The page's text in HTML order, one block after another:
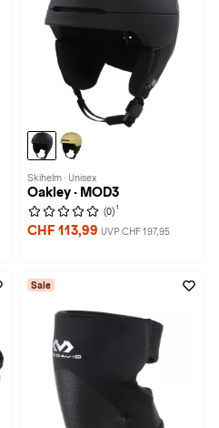
Skihelm · Unisex
Oakley · MOD3
(0) 1
CHF 113,99 UVP CHF 197,95
Sale